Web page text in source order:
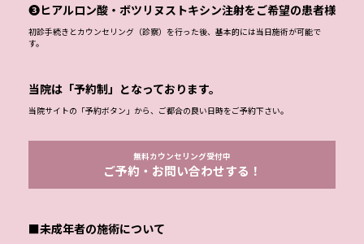
❸ヒアルロン酸・ボツリヌストキシン注射をご希望の患者様
初診手続きとカウンセリング（診察）を行った後、基本的には当日施術が可能で
す。
当院は「予約制」となっております。
当院サイトの「予約ボタン」から、ご都合の良い日時をご予約下さい。
無料カウンセリング受付中
ご予約・お問い合わせする！
■未成年者の施術について